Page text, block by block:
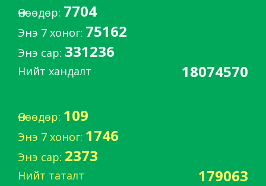
Өнөөдөр: 7704
Энэ 7 хоног: 75162
Энэ сар: 331236
Нийт хандалт 18074570
Өнөөдөр: 109
Энэ 7 хоног: 1746
Энэ сар: 2373
Нийт таталт 179063